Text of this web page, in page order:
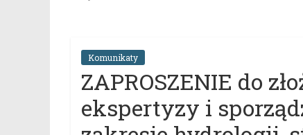
Komunikaty
ZAPROSZENIE do
ekspertyzy i